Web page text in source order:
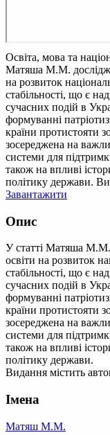
Освіта, мова та
Матяша М.М.
на розвиток
стабільності, що є
сучасних подій в
формуванні
країни протистояти
зосереджена на
системи для
також на впливі
політику держави.
Завантажити
Опис
У статті Матяша М.М.
освіти на розвиток
стабільності, що є
сучасних подій в
формуванні
країни протистояти
зосереджена на
системи для
також на впливі
політику держави.
Видання містить
Імена
Матяш М.М.